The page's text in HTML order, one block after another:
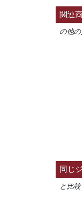
関連
の他
同じ
と比